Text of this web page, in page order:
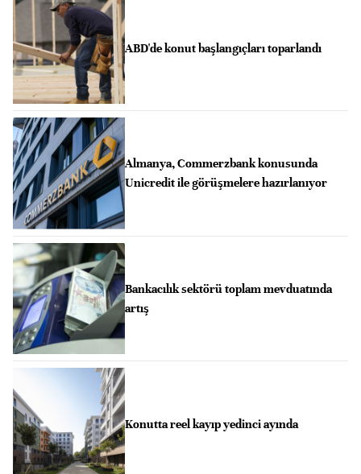
ABD'de konut başlangıçları toparlandı
Almanya, Commerzbank konusunda
Unicredit ile görüşmelere hazırlanıyor
Bankacılık sektörü toplam mevduatında
artış
Konutta reel kayıp yedinci ayında